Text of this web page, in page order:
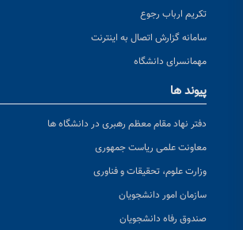
تکریم ارباب رجوع
سامانه گزارش اتصال به اینترنت
مهمانسرای دانشگاه
پیوند ها
دفتر نهاد مقام معظم رهبری در دانشگاه ها
معاونت علمی ریاست جمهوری
وزارت علوم، تحقیقات و فناوری
سازمان امور دانشجویان
صندوق رفاه دانشجویان